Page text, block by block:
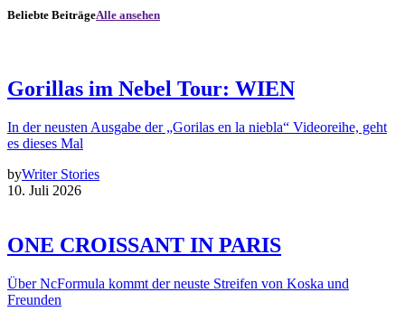
Beliebte BeiträgeAlle ansehen
Gorillas im Nebel Tour: WIEN
In der neusten Ausgabe der „Gorilas en la niebla“ Videoreihe, geht
es dieses Mal
byWriter Stories
10. Juli 2026
ONE CROISSANT IN PARIS
Über NcFormula kommt der neuste Streifen von Koska und
Freunden